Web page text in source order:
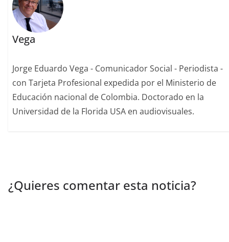
Vega
Jorge Eduardo Vega - Comunicador Social - Periodista -
con Tarjeta Profesional expedida por el Ministerio de
Educación nacional de Colombia. Doctorado en la
Universidad de la Florida USA en audiovisuales.
¿Quieres comentar esta noticia?